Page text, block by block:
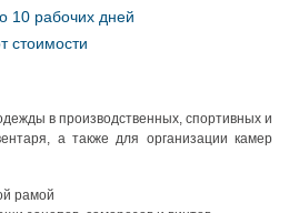
10 рабочих дней
стоимости
в производственных, спортивных и
а также для организации камер
рамой